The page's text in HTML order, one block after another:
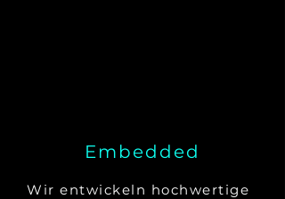
Embedded
Wir entwickeln hochwertige